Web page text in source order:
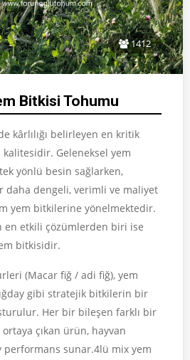
1412
Bitkisi Tohumu
kârlılığı belirleyen en kritik
Geleneksel yem
yönlü besin sağlarken,
daha dengeli, verimli ve maliyet
yem bitkilerine yönelmektedir.
en etkili çözümlerden biri ise
bitkisidir.
(Macar fiğ / adi fiğ), yem
gibi stratejik bitkilerin bir
Her bir bileşen farklı bir
çıkan ürün, hayvan
performans sunar.4lü mix yem